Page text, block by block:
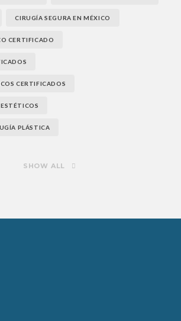
CIRUGÍA SEGURA EN MÉXICO
CERTIFICADO
CERTIFICADOS
PLÁSTICA
SHOW ALL